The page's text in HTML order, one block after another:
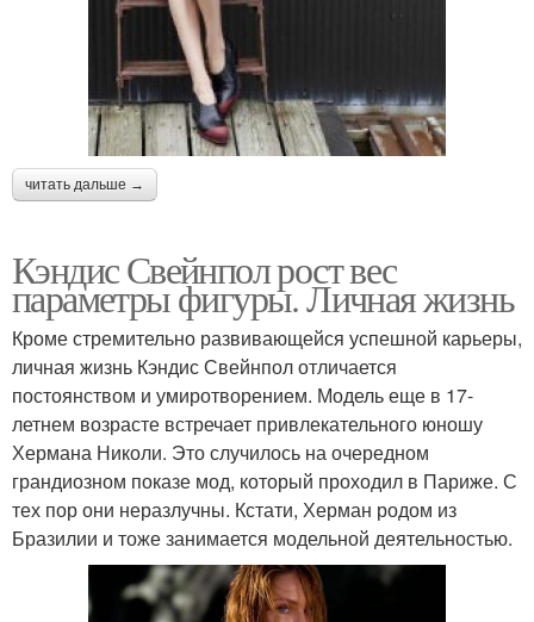
читать дальше →
Кэндис Свейнпол рост вес
параметры фигуры. Личная жизнь
Кроме стремительно развивающейся успешной карьеры,
личная жизнь Кэндис Свейнпол отличается
постоянством и умиротворением. Модель еще в 17-
летнем возрасте встречает привлекательного юношу
Хермана Николи. Это случилось на очередном
грандиозном показе мод, который проходил в Париже. С
тех пор они неразлучны. Кстати, Херман родом из
Бразилии и тоже занимается модельной деятельностью.